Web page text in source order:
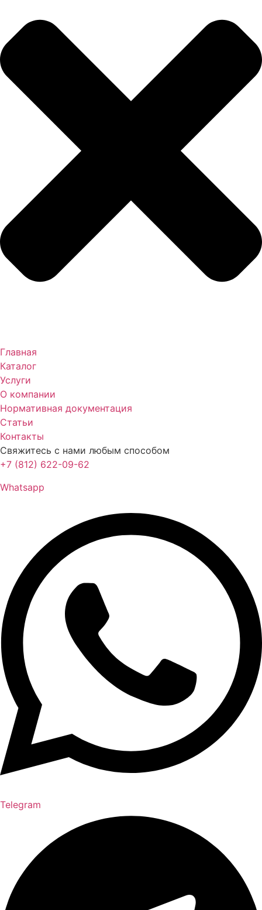
Главная
Каталог
Услуги
О компании
Нормативная документация
Статьи
Контакты
Свяжитесь с нами любым способом
+7 (812) 622-09-62
Whatsapp
Telegram